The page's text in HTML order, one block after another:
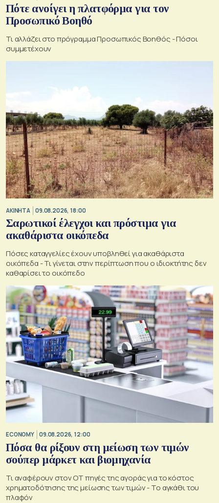
Πότε ανοίγει η πλατφόρμα για τον
Προσωπικό Βοηθό
Τι αλλάζει στο πρόγραμμα Προσωπικός Βοηθός - Πόσοι
συμμετέχουν
ΑΚΙΝΗΤΑ 09.08.2026, 18:00
Σαρωτικοί έλεγχοι και πρόστιμα για
ακαθάριστα οικόπεδα
Πόσες καταγγελίες έχουν υποβληθεί για ακαθάριστα
οικόπεδα - Τι γίνεται στην περίπτωση που ο ιδιοκτήτης δεν
καθαρίσει το οικόπεδο
ECONOMY 09.08.2026, 12:00
Πόσα θα ρίξουν στη μείωση των τιμών
σούπερ μάρκετ και βιομηχανία
Τι αναφέρουν στον ΟΤ πηγές της αγοράς για το κόστος
χρηματοδότησης της μείωσης των τιμών - Το αγκάθι του
πλαφόν